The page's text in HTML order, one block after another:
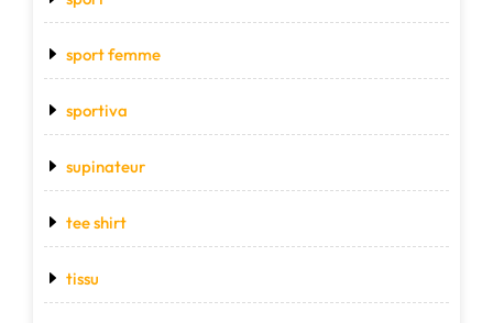
sport femme
sportiva
supinateur
tee shirt
tissu